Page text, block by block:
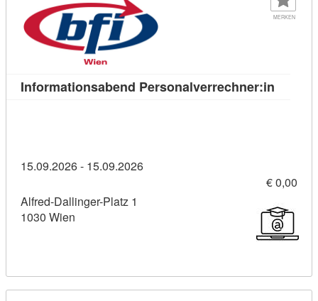
MERKEN
Informationsabend Personalverrechner:in
15.09.2026 - 15.09.2026
€ 0,00
Alfred-Dallinger-Platz 1
1030 Wien